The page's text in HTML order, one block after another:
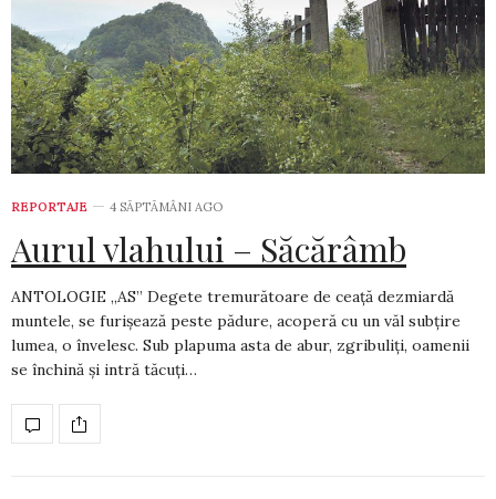
REPORTAJE 4 SĂPTĂMÂNI AGO
Aurul vlahului – Săcărâmb
ANTOLOGIE „AS” Degete tremurătoare de ceață dezmiardă
muntele, se furișează peste pădure, acoperă cu un văl subțire
lumea, o învelesc. Sub plapuma asta de abur, zgribuliți, oamenii
se închină și intră tăcuți…